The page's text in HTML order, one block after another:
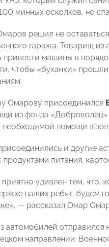
минных осколков, но
решил не
гаража. Товарищ из
привести машины в
чтобы «буханки»
Омарову присоединился
из фонда «Доброволец»
необходимой помощи в
и другие
продуктами питания,
удивлен тем, что,
наших ребят, будем
— рассказал Омар
автомобилей отправился
направлении.